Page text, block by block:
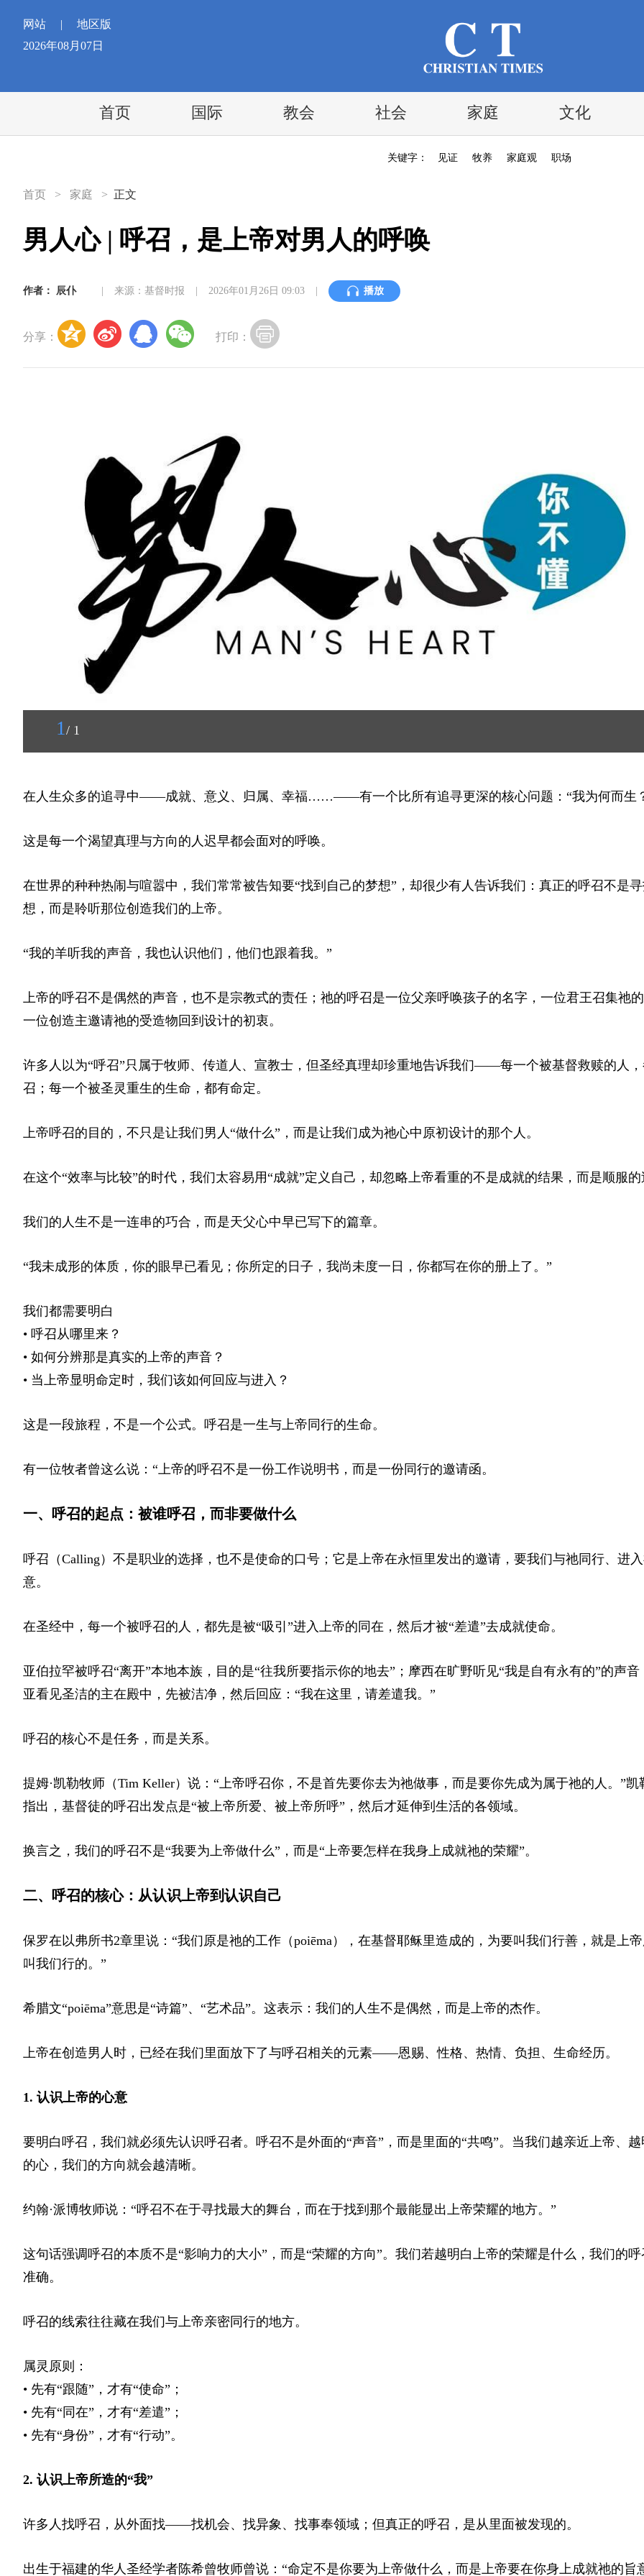
网站 |
地区版
2026年08月07日
首页 国际 教会 社会 家庭 文化
关键字： 见证 牧养 家庭观 职场
首页 > 家庭 > 正文
男人心 | 呼召，是上帝对男人的呼唤
作者： 辰仆 来源：基督时报 2026年01月26日 09:03 播放
分享： 打印：
1 / 1
在人生众多的追寻中——成就、意义、归属、幸福……——有一个比所有追寻更深的核心问题：“我为何而生
这是每一个渴望真理与方向的人迟早都会面对的呼唤。
在世界的种种热闹与喧嚣中，我们常常被告知要“找到自己的梦想”，却很少有人告诉我们：真正的呼召不是
想，而是聆听那位创造我们的上帝。
“我的羊听我的声音，我也认识他们，他们也跟着我。”
上帝的呼召不是偶然的声音，也不是宗教式的责任；祂的呼召是一位父亲呼唤孩子的名字，一位君王召集祂
一位创造主邀请祂的受造物回到设计的初衷。
许多人以为“呼召”只属于牧师、传道人、宣教士，但圣经真理却珍重地告诉我们——每一个被基督救赎的人
召；每一个被圣灵重生的生命，都有命定。
上帝呼召的目的，不只是让我们男人“做什么”，而是让我们成为祂心中原初设计的那个人。
在这个“效率与比较”的时代，我们太容易用“成就”定义自己，却忽略上帝看重的不是成就的结果，而是顺服
我们的人生不是一连串的巧合，而是天父心中早已写下的篇章。
“我未成形的体质，你的眼早已看见；你所定的日子，我尚未度一日，你都写在你的册上了。”
我们都需要明白
• 呼召从哪里来？
• 如何分辨那是真实的上帝的声音？
• 当上帝显明命定时，我们该如何回应与进入？
这是一段旅程，不是一个公式。呼召是一生与上帝同行的生命。
有一位牧者曾这么说：“上帝的呼召不是一份工作说明书，而是一份同行的邀请函。
一、呼召的起点：被谁呼召，而非要做什么
呼召（Calling）不是职业的选择，也不是使命的口号；它是上帝在永恒里发出的邀请，要我们与祂同行、进
意。
在圣经中，每一个被呼召的人，都先是被“吸引”进入上帝的同在，然后才被“差遣”去成就使命。
亚伯拉罕被呼召“离开”本地本族，目的是“往我所要指示你的地去”；摩西在旷野听见“我是自有永有的”的声音
亚看见圣洁的主在殿中，先被洁净，然后回应：“我在这里，请差遣我。”
呼召的核心不是任务，而是关系。
提姆·凯勒牧师（Tim Keller）说：“上帝呼召你，不是首先要你去为祂做事，而是要你先成为属于祂的人。”凯
指出，基督徒的呼召出发点是“被上帝所爱、被上帝所呼”，然后才延伸到生活的各领域。
换言之，我们的呼召不是“我要为上帝做什么”，而是“上帝要怎样在我身上成就祂的荣耀”。
二、呼召的核心：从认识上帝到认识自己
保罗在以弗所书2章里说：“我们原是祂的工作（poiēma），在基督耶稣里造成的，为要叫我们行善，就是上
叫我们行的。”
希腊文“poiēma”意思是“诗篇”、“艺术品”。这表示：我们的人生不是偶然，而是上帝的杰作。
上帝在创造男人时，已经在我们里面放下了与呼召相关的元素——恩赐、性格、热情、负担、生命经历。
1. 认识上帝的心意
要明白呼召，我们就必须先认识呼召者。呼召不是外面的“声音”，而是里面的“共鸣”。当我们越亲近上帝、
的心，我们的方向就会越清晰。
约翰·派博牧师说：“呼召不在于寻找最大的舞台，而在于找到那个最能显出上帝荣耀的地方。”
这句话强调呼召的本质不是“影响力的大小”，而是“荣耀的方向”。我们若越明白上帝的荣耀是什么，我们的
准确。
呼召的线索往往藏在我们与上帝亲密同行的地方。
属灵原则：
• 先有“跟随”，才有“使命”；
• 先有“同在”，才有“差遣”；
• 先有“身份”，才有“行动”。
2. 认识上帝所造的“我”
许多人找呼召，从外面找——找机会、找异象、找事奉领域；但真正的呼召，是从里面被发现的。
出生于福建的华人圣经学者陈希曾牧师曾说：“命定不是你要为上帝做什么，而是上帝要在你身上成就祂的旨